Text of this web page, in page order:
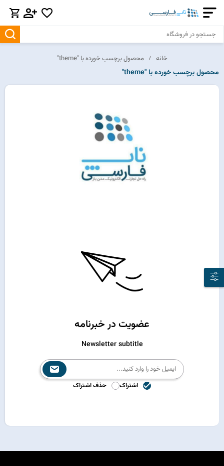
خانه محصول برچسب خورده با "theme"
محصول برچسب خورده با "theme"
عضویت در خبرنامه
Newsletter subtitle
اشتراک حذف اشتراک